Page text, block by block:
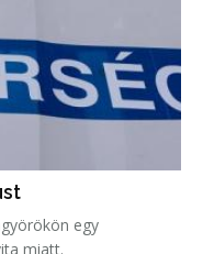
egy
miatt.